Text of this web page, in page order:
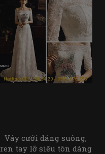
Váy cưới dáng suông,
ren tay lỡ siêu tôn dáng